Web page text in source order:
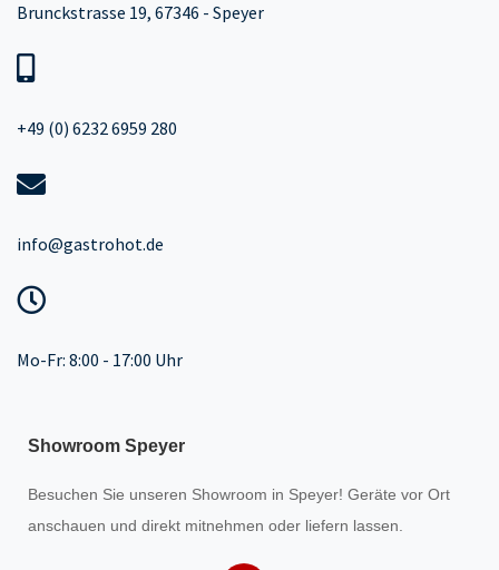
Brunckstrasse 19, 67346 - Speyer
+49 (0) 6232 6959 280
info@gastrohot.de
Mo-Fr: 8:00 - 17:00 Uhr
Showroom Speyer
Besuchen Sie unseren Showroom in Speyer! Geräte vor Ort
anschauen und direkt mitnehmen oder liefern lassen.